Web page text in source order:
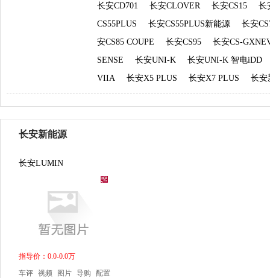
长安CD701
长安CLOVER 长安CS15
长
CS55PLUS
长安CS55PLUS新能源
长安
安CS85 COUPE
长安CS95
长安CS-
SENSE
长安UNI-K
长安UNI-K 智电iDD
VIIA
长安X5 PLUS 长安X7 PLUS 长安
长安新能源
长安LUMIN
指导价：0.0-0.0万
车评 视频 图片 导购 配置